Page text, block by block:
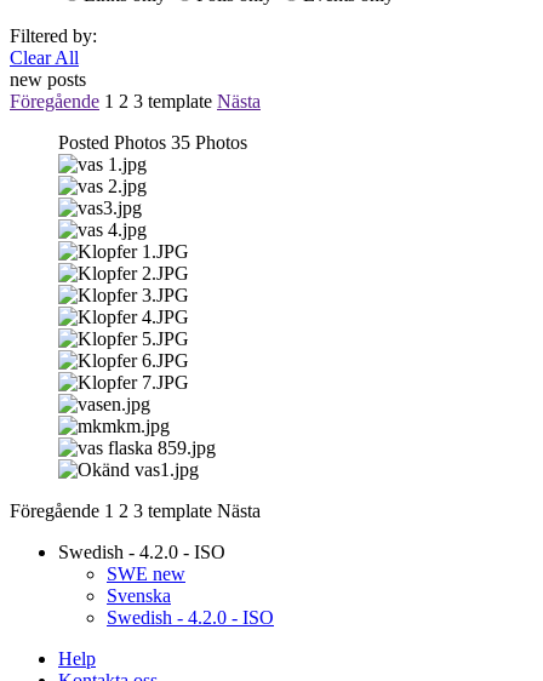
Filtered by:
Clear All
new posts
Föregående 1 2 3 template Nästa
Posted Photos 35 Photos
Föregående 1 2 3 template Nästa
Swedish - 4.2.0 - ISO
SWE new
Svenska
Swedish - 4.2.0 - ISO
Help